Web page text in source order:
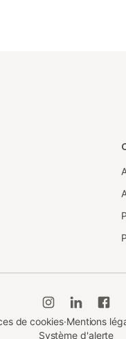
de cookies·Mentions
Système d'alerte